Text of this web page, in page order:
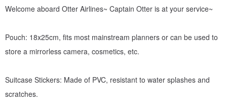
Welcome aboard Otter Airlines~ Captain Otter is at your service~
Pouch: 18x25cm, fits most mainstream planners or can be used to
store a mirrorless camera, cosmetics, etc.
Suitcase Stickers: Made of PVC, resistant to water splashes and
scratches.